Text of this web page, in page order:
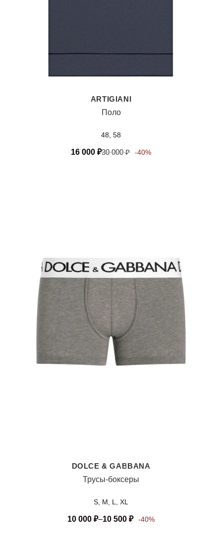
ARTIGIANI
Поло
48, 58
16 000 ₽30 000₽ -40%
DOLCE & GABBANA
Трусы-боксеры
S, M, L, XL
10 000 ₽–10 500 ₽ -40%